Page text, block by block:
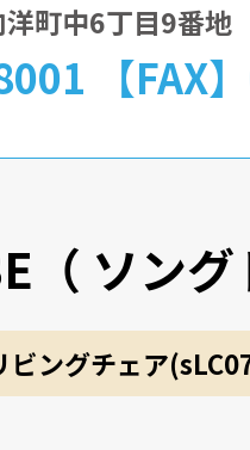
町中6丁目9番地
【FAX
ソング
ビングチェア